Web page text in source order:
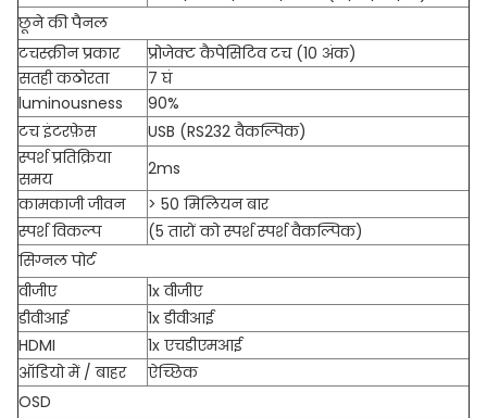
छूने की पैनल
टचस्क्रीन प्रकार
प्रोजेक्ट कैपेसिटिव टच (10 अंक)
सतही कठोरता
7 घं
luminousness
90%
टच इंटरफ़ेस
USB (RS232 वैकल्पिक)
स्पर्श प्रतिक्रिया
समय
2ms
कामकाजी जीवन
> 50 मिलियन बार
स्पर्श विकल्प
(5 तारों को स्पर्श स्पर्श वैकल्पिक)
सिग्नल पोर्ट
वीजीए
1x वीजीए
डीवीआई
1x डीवीआई
HDMI
1x एचडीएमआई
ऑडियो में / बाहर
ऐच्छिक
OSD